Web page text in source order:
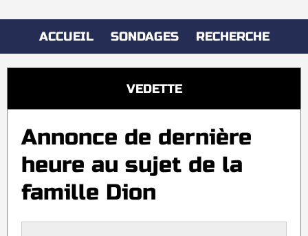
ACCUEIL SONDAGES RECHERCHE
VEDETTE
Annonce de dernière
heure au sujet de la
famille Dion